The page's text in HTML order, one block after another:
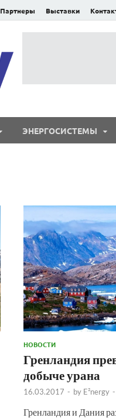
Партнеры Выставки
ЭНЕРГОСИСТЕМЫ
НОВОСТИ
Гренландия
добыче урана
16.03.2017 - by E²nergy -
Гренландия и Дания